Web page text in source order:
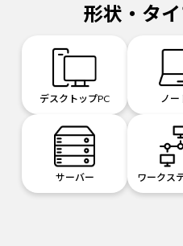
形状・タ
デスクトップPC ノー
サーバー ワークス